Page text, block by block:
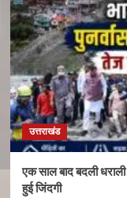
उत्तराखंड
एक साल बाद बदली
हुई जिंदगी